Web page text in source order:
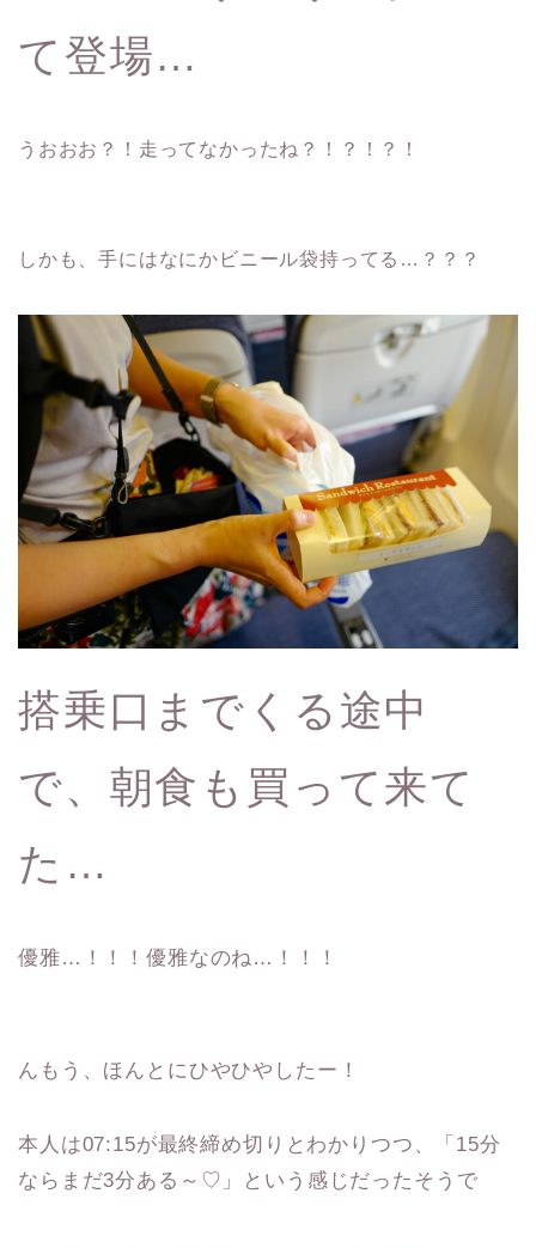
て登場…
うおおお？！走ってなかったね？！？！？！
しかも、手にはなにかビニール袋持ってる…？？？
搭乗口までくる途中
で、朝食も買って来て
た…
優雅…！！！優雅なのね…！！！
んもう、ほんとにひやひやしたー！
本人は07:15が最終締め切りとわかりつつ、「15分
ならまだ3分ある～♡」という感じだったそうで